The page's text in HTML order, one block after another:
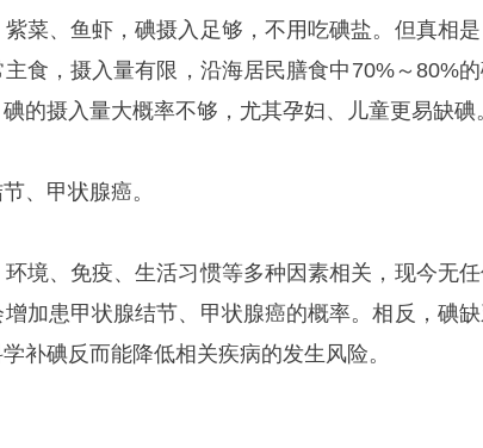
菜、鱼虾，碘摄入足够，不用吃碘盐。但真相是
食，摄入量有限，沿海居民膳食中70%～80%
的摄入量大概率不够，尤其孕妇、儿童更易缺碘
、甲状腺癌。
境、免疫、生活习惯等多种因素相关，现今无
加患甲状腺结节、甲状腺癌的概率。相反，碘缺
补碘反而能降低相关疾病的发生风险。